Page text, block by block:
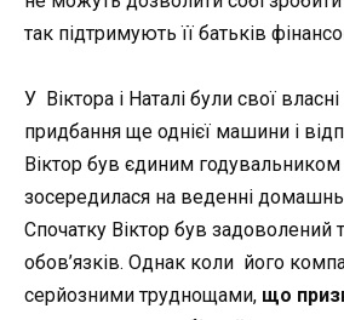
так підтримують її батьків
У Віктора і Наталі були свої
придбання ще однієї машини і
Віктор був єдиним годувальником
зосередилася на веденні
Спочатку Віктор був задоволений
обов’язків. Однак коли його
серйозними труднощами, що